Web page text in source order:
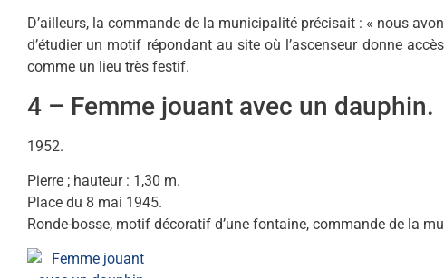
D’ailleurs, la commande de la municipalité précisait : « nous
d’étudier un motif répondant au site où l’ascenseur donne
comme un lieu très festif.
4 – Femme jouant avec un dauphin.
1952.
Pierre ; hauteur : 1,30 m.
Place du 8 mai 1945.
Ronde-bosse, motif décoratif d’une fontaine, commande de la